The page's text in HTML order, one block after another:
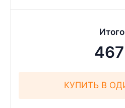
467
КУПИТЬ В